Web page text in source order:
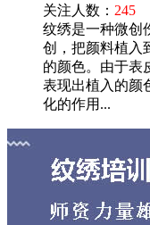
关注人数： 245
纹绣是一种微创
创，把颜料植入
的颜色。由于表
表现出植入的颜
化的作用...